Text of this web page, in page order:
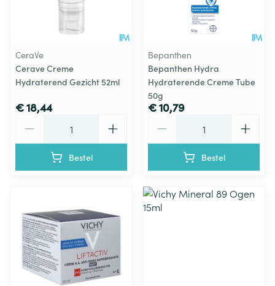
CeraVe
Cerave Creme
Hydraterend Gezicht 52ml
€ 18,44
Bestel
Bepanthen
Bepanthen Hydra
Hydraterende Creme Tube
50g
€ 10,79
Bestel